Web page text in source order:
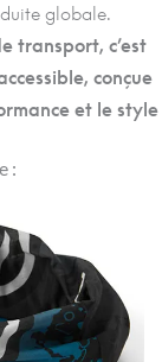
globale.
transport, c’est
conçue
et le style
: